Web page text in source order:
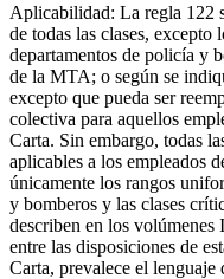
Aplicabilidad: La regla 122
de todas las clases, excepto
departamentos de policía y
de la MTA; o según se
excepto que pueda ser
colectiva para aquellos
Carta. Sin embargo, todas
aplicables a los empleados
únicamente los rangos
y bomberos y las clases
describen en los
entre las disposiciones de
Carta, prevalece el lenguaje